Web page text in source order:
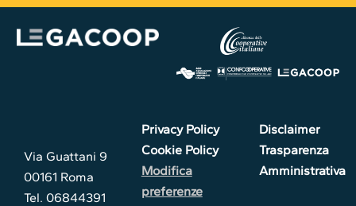
Via Guattani 9
00161 Roma
Tel. 06844391
Privacy Policy
Cookie Policy
Modifica
preferenze
Disclaimer
Trasparenza
Amministrativa